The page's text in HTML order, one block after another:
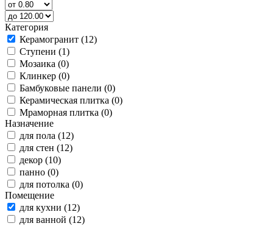
Категория
Керамогранит (12)
Ступени (1)
Мозаика (0)
Клинкер (0)
Бамбуковые панели (0)
Керамическая плитка (0)
Мраморная плитка (0)
Назначение
для пола (12)
для стен (12)
декор (10)
панно (0)
для потолка (0)
Помещение
для кухни (12)
для ванной (12)